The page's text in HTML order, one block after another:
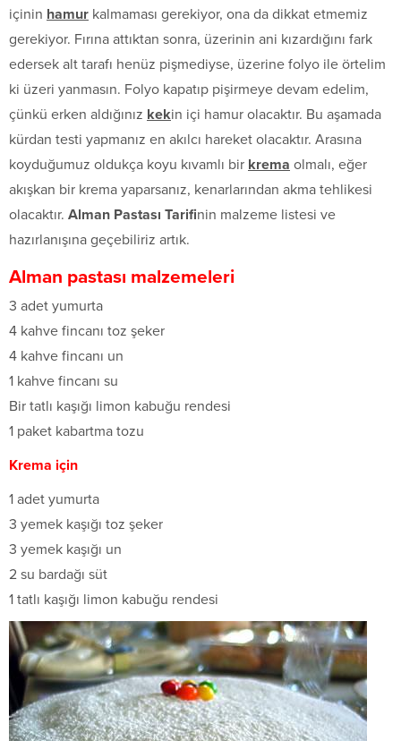
içinin hamur kalmaması gerekiyor, ona da dikkat etmemiz
gerekiyor. Fırına attıktan sonra, üzerinin ani kızardığını fark
edersek alt tarafı henüz pişmediyse, üzerine folyo ile örtelim
ki üzeri yanmasın. Folyo kapatıp pişirmeye devam edelim,
çünkü erken aldığınız kekin içi hamur olacaktır. Bu aşamada
kürdan testi yapmanız en akılcı hareket olacaktır. Arasına
koyduğumuz oldukça koyu kıvamlı bir krema olmalı, eğer
akışkan bir krema yaparsanız, kenarlarından akma tehlikesi
olacaktır. Alman Pastası Tarifinin malzeme listesi ve
hazırlanışına geçebiliriz artık.
Alman pastası malzemeleri
3 adet yumurta
4 kahve fincanı toz şeker
4 kahve fincanı un
1 kahve fincanı su
Bir tatlı kaşığı limon kabuğu rendesi
1 paket kabartma tozu
Krema için
1 adet yumurta
3 yemek kaşığı toz şeker
3 yemek kaşığı un
2 su bardağı süt
1 tatlı kaşığı limon kabuğu rendesi